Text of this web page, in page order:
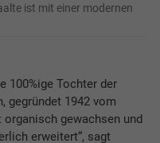
ist mit einer modernen
100%ige Tochter der
gegründet 1942 vom
organisch gewachsen und
erweitert“, sagt